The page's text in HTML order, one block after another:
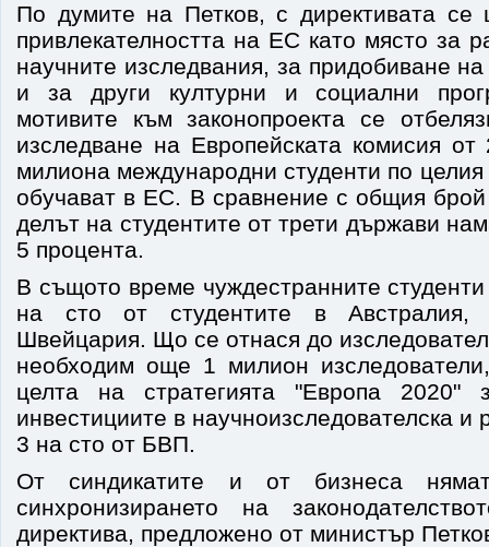
По думите на Петков, с директивата се
привлекателността на ЕС като място за
научните изследвания, за придобиване
и за други културни и социални
мотивите към законопроекта се
изследване на Европейската комисия
милиона международни студенти по
обучават в ЕС. В сравнение с общия
делът на студентите от трети държави
5 процента.
В същото време чуждестранните
на сто от студентите в
Швейцария. Що се отнася до
необходим още 1 милион
целта на стратегията "Европа 2020"
инвестициите в научноизследователска и
3 на сто от БВП.
От синдикатите и от бизнеса
синхронизирането на
директива, предложено от министър